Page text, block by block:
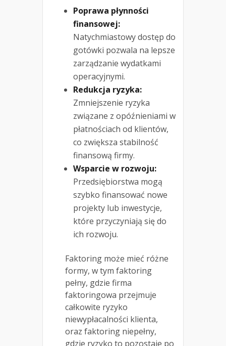
Poprawa płynności
finansowej:
Natychmiastowy dostęp do
gotówki pozwala na lepsze
zarządzanie wydatkami
operacyjnymi.
Redukcja ryzyka:
Zmniejszenie ryzyka
związane z opóźnieniami w
płatnościach od klientów,
co zwiększa stabilność
finansową firmy.
Wsparcie w rozwoju:
Przedsiębiorstwa mogą
szybko finansować nowe
projekty lub inwestycje,
które przyczyniają się do
ich rozwoju.
Faktoring może mieć różne
formy, w tym faktoring
pełny, gdzie firma
faktoringowa przejmuje
całkowite ryzyko
niewypłacalności klienta,
oraz faktoring niepełny,
gdzie ryzyko to pozostaje po